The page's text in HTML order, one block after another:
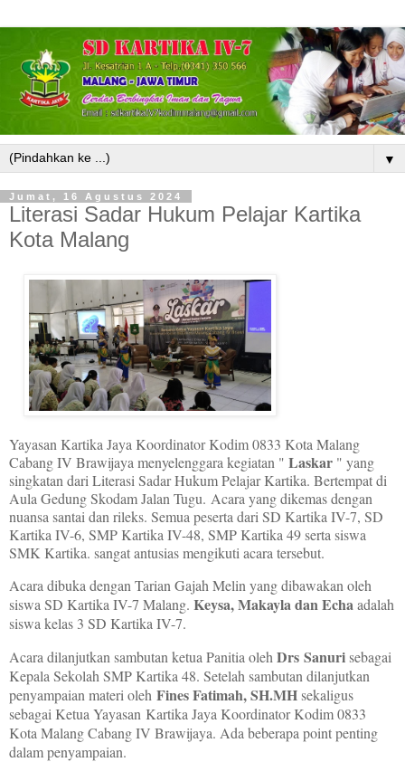
▼
Jumat, 16 Agustus 2024
Literasi Sadar Hukum Pelajar Kartika
Kota Malang
Yayasan Kartika Jaya Koordinator Kodim 0833 Kota Malang
Cabang IV Brawijaya menyelenggara kegiatan " Laskar " yang
singkatan dari Literasi Sadar Hukum Pelajar Kartika. Bertempat di
Aula Gedung Skodam Jalan Tugu. Acara yang dikemas dengan
nuansa santai dan rileks. Semua peserta dari SD Kartika IV-7, SD
Kartika IV-6, SMP Kartika IV-48, SMP Kartika 49 serta siswa
SMK Kartika. sangat antusias mengikuti acara tersebut.
Acara dibuka dengan Tarian Gajah Melin yang dibawakan oleh
siswa SD Kartika IV-7 Malang. Keysa, Makayla dan Echaadalah
siswa kelas 3 SD Kartika IV-7.
Acara dilanjutkan sambutan ketua Panitia oleh Drs Sanurisebagai
Kepala Sekolah SMP Kartika 48. Setelah sambutan dilanjutkan
penyampaian materi oleh Fines Fatimah, SH.MHsekaligus
sebagai Ketua Yayasan Kartika Jaya Koordinator Kodim 0833
Kota Malang Cabang IV Brawijaya. Ada beberapa point penting
dalam penyampaian.